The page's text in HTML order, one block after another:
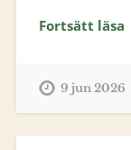
Fortsätt läsa
9 jun 2026